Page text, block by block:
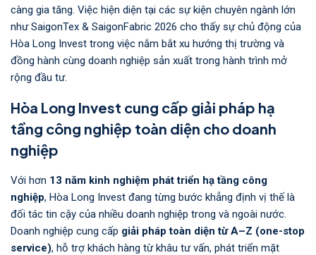
càng gia tăng. Việc hiện diện tại các sự kiện chuyên ngành lớn
như SaigonTex & SaigonFabric 2026 cho thấy sự chủ động của
Hòa Long Invest trong việc nắm bắt xu hướng thị trường và
đồng hành cùng doanh nghiệp sản xuất trong hành trình mở
rộng đầu tư.
Hòa Long Invest cung cấp giải pháp hạ
tầng công nghiệp toàn diện cho doanh
nghiệp
Với hơn 13 năm kinh nghiệm phát triển hạ tầng công
nghiệp, Hòa Long Invest đang từng bước khẳng định vị thế là
đối tác tin cậy của nhiều doanh nghiệp trong và ngoài nước.
Doanh nghiệp cung cấp giải pháp toàn diện từ A–Z (one-stop
service), hỗ trợ khách hàng từ khâu tư vấn, phát triển mặt